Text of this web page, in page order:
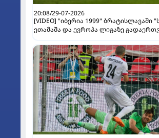
20:08/29-07-2026
[VIDEO] "იბერია 1999"
ეთამაშა და ევროპა ლიგაზე